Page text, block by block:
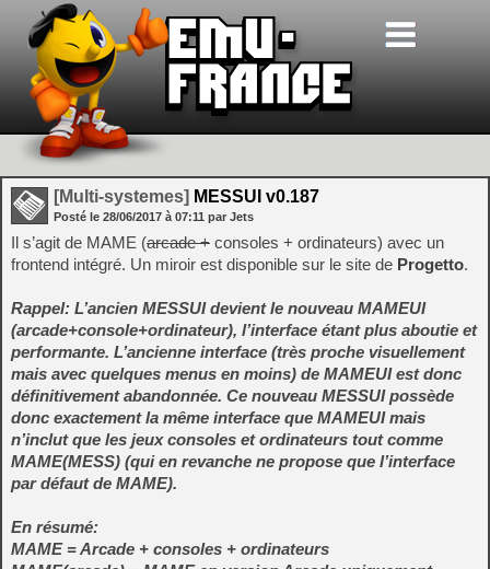
[Multi-systemes] MESSUI v0.187
Posté le 28/06/2017 à 07:11 par Jets
Il s’agit de MAME (arcade + consoles + ordinateurs) avec un
frontend intégré. Un miroir est disponible sur le site de Progetto.
Rappel: L’ancien MESSUI devient le nouveau MAMEUI
(arcade+console+ordinateur), l’interface étant plus aboutie et
performante. L’ancienne interface (très proche visuellement
mais avec quelques menus en moins) de MAMEUI est donc
définitivement abandonnée. Ce nouveau MESSUI possède
donc exactement la même interface que MAMEUI mais
n’inclut que les jeux consoles et ordinateurs tout comme
MAME(MESS) (qui en revanche ne propose que l’interface
par défaut de MAME).
En résumé:
MAME = Arcade + consoles + ordinateurs